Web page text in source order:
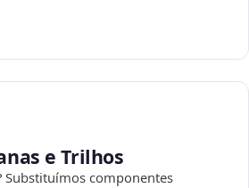
e Trilhos
Substituímos componentes